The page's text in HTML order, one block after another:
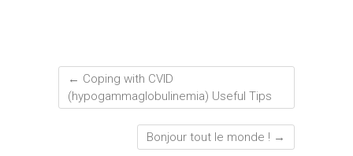
← Coping with CVID
(hypogammaglobulinemia) Useful Tips
Bonjour tout le monde ! →